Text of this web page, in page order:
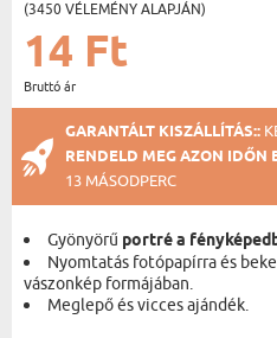
(3450 VÉLEMÉNY ALAPJÁN)
14 Ft
Bruttó ár
GARANTÁLT KISZÁLLÍTÁS::
RENDELD MEG AZON IDŐN
12 MÁSODPERC
Gyönyörű portré a
Nyomtatás fotópapírra és
vászonkép formájában.
Meglepő és vicces ajándék.